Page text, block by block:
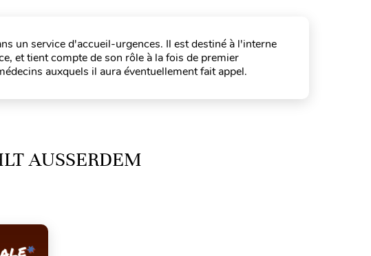
un service d'accueil-urgences. Il est destiné à l'interne
et tient compte de son rôle à la fois de premier
auxquels il aura éventuellement fait appel.
AUSSERDEM